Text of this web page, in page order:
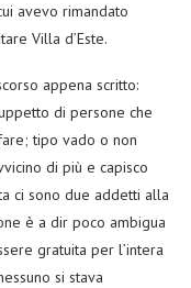
avevo rimandato
Villa d’Este.
appena scritto:
di persone che
tipo vado o non
di più e capisco
ci sono due addetti alla
è a dir poco ambigua
gratuita per l’intera
si stava